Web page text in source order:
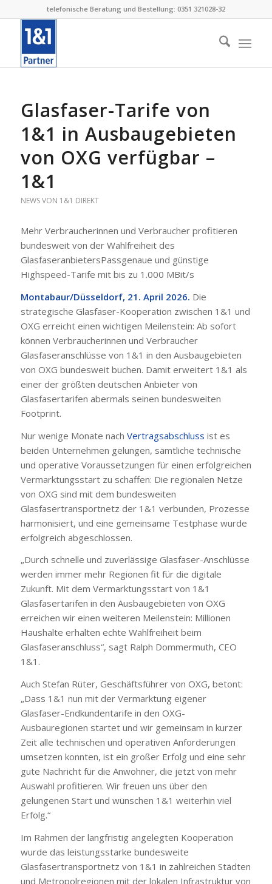
telefonische Beratung und Bestellung: 0351 321028-32
Glasfaser-Tarife von
1&1 in Ausbaugebieten
von OXG verfügbar –
1&1
NEWS VON 1&1 DIREKT
Mehr Verbraucherinnen und Verbraucher profitieren
bundesweit von der Wahlfreiheit des
GlasfaseranbietersPassgenaue und günstige
Highspeed-Tarife mit bis zu 1.000 MBit/s
Montabaur/Düsseldorf, 21. April 2026. Die
strategische Glasfaser-Kooperation zwischen 1&1 und
OXG erreicht einen wichtigen Meilenstein: Ab sofort
können Verbraucherinnen und Verbraucher
Glasfaseranschlüsse von 1&1 in den Ausbaugebieten
von OXG bundesweit buchen. Damit erweitert 1&1 als
einer der größten deutschen Anbieter von
Glasfasertarifen abermals seinen bundesweiten
Footprint.
Nur wenige Monate nach Vertragsabschluss ist es
beiden Unternehmen gelungen, sämtliche technische
und operative Voraussetzungen für einen erfolgreichen
Vermarktungsstart zu schaffen: Die regionalen Netze
von OXG sind mit dem bundesweiten
Glasfasertransportnetz der 1&1 verbunden, Prozesse
harmonisiert, und eine gemeinsame Testphase wurde
erfolgreich abgeschlossen.
„Durch schnelle und zuverlässige Glasfaser-Anschlüsse
werden immer mehr Regionen fit für die digitale
Zukunft. Mit dem Vermarktungsstart von 1&1
Glasfasertarifen in den Ausbaugebieten von OXG
erreichen wir einen weiteren Meilenstein: Millionen
Haushalte erhalten echte Wahlfreiheit beim
Glasfaseranschluss“, sagt Ralph Dommermuth, CEO
1&1.
Auch Stefan Rüter, Geschäftsführer von OXG, betont:
„Dass 1&1 nun mit der Vermarktung eigener
Glasfaser-Endkundentarife in den OXG-
Ausbauregionen startet und wir gemeinsam in kurzer
Zeit alle technischen und operativen Anforderungen
umsetzen konnten, ist ein großer Erfolg und eine sehr
gute Nachricht für die Anwohner, die jetzt von mehr
Auswahl profitieren. Wir freuen uns über den
gelungenen Start und wünschen 1&1 weiterhin viel
Erfolg.“
Im Rahmen der langfristig angelegten Kooperation
wurde das leistungsstarke bundesweite
Glasfasertransportnetz von 1&1 in zahlreichen Städten
und Metropolregionen mit der lokalen Infrastruktur von